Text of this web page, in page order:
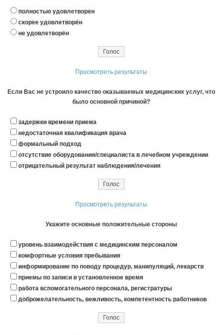
полностью удовлетворен
скорее удовлетворён
не удовлетворён
Просмотреть результаты
Если Вас не устроило качество оказываемых медицинских услуг, что
было основной причиной?
задержки времени приема
недостаточная квалификация врача
формальный подход
отсутствие оборудования/специалиста в лечебном учреждении
отрицательный результат наблюдения/лечения
Просмотреть результаты
Укажите основные положительные стороны
уровень взаимодействия с медицинским персоналом
комфортные условия пребывания
информирование по поводу процедур, манипуляций, лекарств
приемы по записи в установленное время
работа вспомогательного персонала, регистратуры
доброжелательность, вежливость, компетентность работников